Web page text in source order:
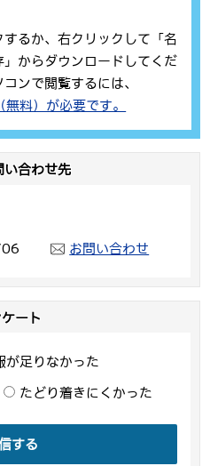
るか、右クリックして「名
からダウンロードしてくだ
ンで閲覧するには、
料）が必要です。
い合わせ先
お問い合わせ
ート
が足りなかった
たどり着きにくかった
する